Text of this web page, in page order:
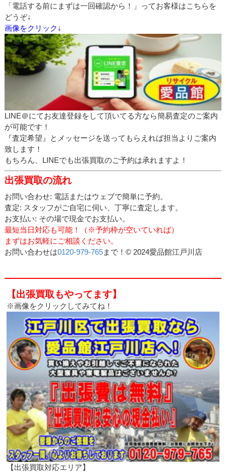
「電話する前にまずは一回確認から！」ってお客様はこちらを
どうぞ↓
画像をクリック↓
LINE＠にてお友達登録をして頂いてる方なら簡易査定のご案内
が可能です！
『査定希望』とメッセージを送ってもらえれば担当よりご案内
致します！
もちろん、LINEでも出張買取のご予約は承れますよ！
出張買取の流れ
お問い合わせ: 電話またはウェブで簡単に予約。
査定: スタッフがご自宅に伺い、丁寧に査定します。
お支払い: その場で現金でお支払い。
最短当日対応も可能！（※予約枠が空いていれば）
まずはお気軽にご相談ください。
お問い合わせは0120-979-765まで！© 2024愛品館江戸川店
【出張買取もやってます】
※画像をクリックしてみてね！
【出張買取対応エリア】